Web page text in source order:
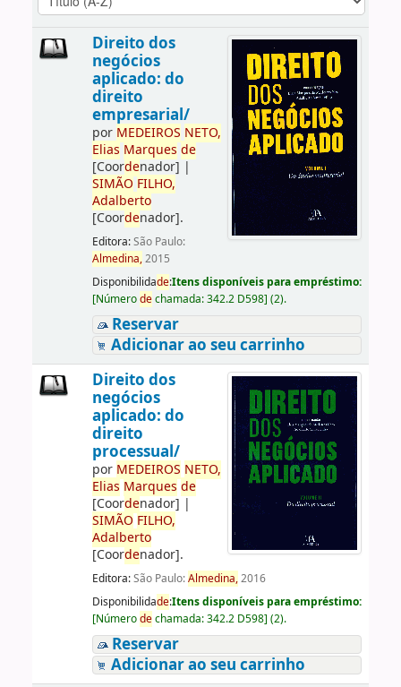
Direito dos
negócios
aplicado: do
direito
empresarial/
por MEDEIROS NETO,
Elias Marques de
[Coordenador] |
SIMÃO FILHO,
Adalberto
[Coordenador].
Editora:São Paulo:
Almedina,2015
Disponibilidade:Itens disponíveis para empréstimo:
[Númerodechamada:342.2 D598] (2).
Reservar
Adicionar ao seu carrinho
Direito dos
negócios
aplicado: do
direito
processual/
por MEDEIROS NETO,
Elias Marques de
[Coordenador] |
SIMÃO FILHO,
Adalberto
[Coordenador].
Editora:São Paulo:Almedina,2016
Disponibilidade:Itens disponíveis para empréstimo:
[Númerodechamada:342.2 D598] (2).
Reservar
Adicionar ao seu carrinho